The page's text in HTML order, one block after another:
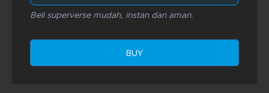
Beli superverse mudah, instan dan aman.
BUY